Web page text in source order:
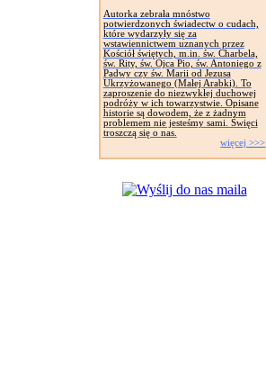
Autorka zebrała mnóstwo
potwierdzonych świadectw o cudach,
które wydarzyły się za
wstawiennictwem uznanych przez
Kościół świętych, m.in. św. Charbela,
św. Rity, św. Ojca Pio, św. Antoniego z
Padwy czy św. Marii od Jezusa
Ukrzyżowanego (Małej Arabki). To
zaproszenie do niezwykłej duchowej
podróży w ich towarzystwie. Opisane
historie są dowodem, że z żadnym
problemem nie jesteśmy sami. Święci
troszczą się o nas.
więcej >>>